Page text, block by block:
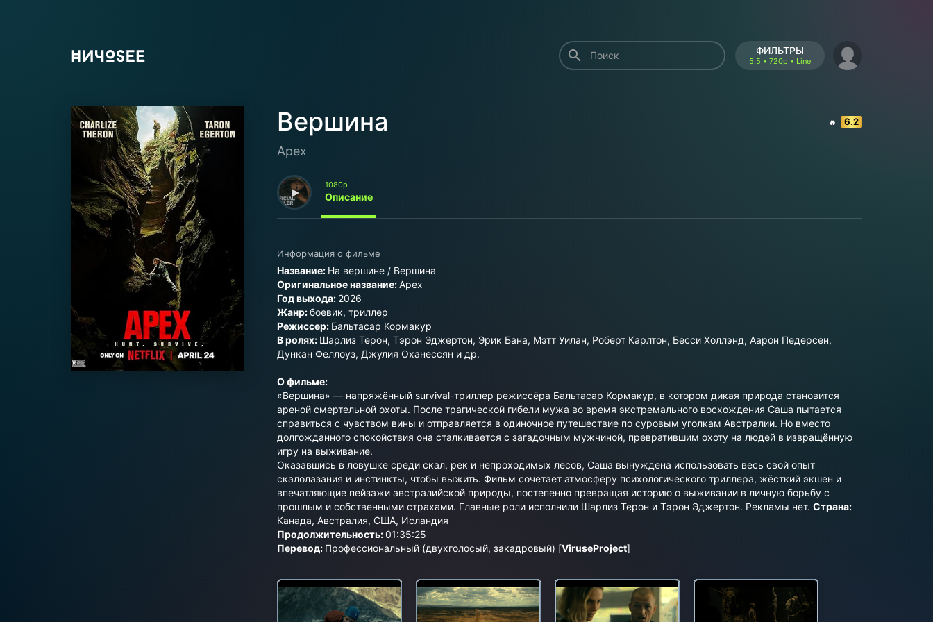
search ФИЛЬТРЫ
5.5 • 720p • Line
🔥 6.2
Вершина
Apex
1080p
Описание
Информация о фильме
Название: На вершине / Вершина
Оригинальное название:Apex
Год выхода: 2026
Жанр:боевик, триллер
Режиссер: Бальтасар Кормакур
В ролях: Шарлиз Терон, Тэрон Эджертон, Эрик Бана, Мэтт Уилан, Роберт Карлтон, Бесси Холлэнд, Аарон Педерсен,
Дункан Феллоуз, Джулия Оханессян и др.
О фильме:
«Вершина» — напряжённый survival-триллер режиссёра Бальтасар Кормакур, в котором дикая природа становится
ареной смертельной охоты. После трагической гибели мужа во время экстремального восхождения Саша пытается
справиться с чувством вины и отправляется в одиночное путешествие по суровым уголкам Австралии. Но вместо
долгожданного спокойствия она сталкивается с загадочным мужчиной, превратившим охоту на людей в извращённую
игру на выживание.
Оказавшись в ловушке среди скал, рек и непроходимых лесов, Саша вынуждена использовать весь свой опыт
скалолазания и инстинкты, чтобы выжить. Фильм сочетает атмосферу психологического триллера, жёсткий экшен и
впечатляющие пейзажи австралийской природы, постепенно превращая историю о выживании в личную борьбу с
прошлым и собственными страхами. Главные роли исполнили Шарлиз Терон и Тэрон Эджертон. Рекламы нет. Страна:
Канада, Австралия, США, Исландия
Продолжительность:01:35:25
Перевод: Профессиональный (двухголосый, закадровый) [ViruseProject]